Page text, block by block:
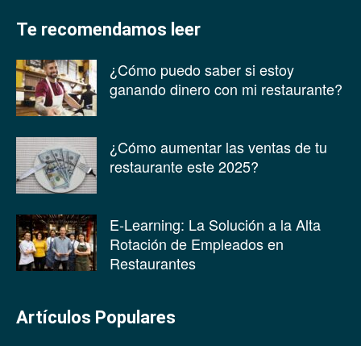
Te recomendamos leer
¿Cómo puedo saber si estoy
ganando dinero con mi restaurante?
¿Cómo aumentar las ventas de tu
restaurante este 2025?
E-Learning: La Solución a la Alta
Rotación de Empleados en
Restaurantes
Artículos Populares